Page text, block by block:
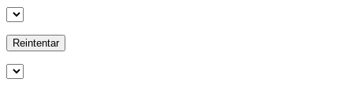
Reintentar